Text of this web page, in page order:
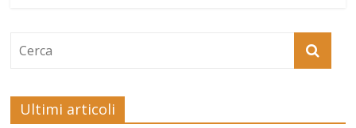
Ultimi articoli